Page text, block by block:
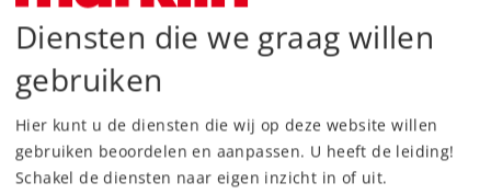
Dealer zoeken
Downloads
Diensten die we graag willen
gebruiken
Hier kunt u de diensten die wij op deze website willen
gebruiken beoordelen en aanpassen. U heeft de leiding!
Schakel de diensten naar eigen inzicht in of uit.